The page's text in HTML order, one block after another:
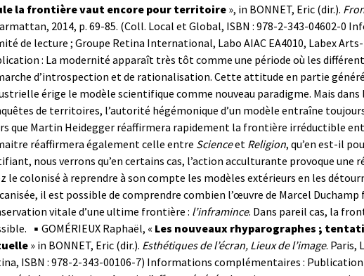
la frontière vaut encore pour territoire», in BONNET, Eric (dir.).
2014, p. 69-85. (Coll. Local et Global, ISBN : 978-2-343-04602-0
de lecture ; Groupe Retina International, Labo AIAC EA4010, Labex
: La modernité apparaît très tôt comme une période où les
d’introspection et de rationalisation. Cette attitude en partie
érige le modèle scientifique comme nouveau paradigme. Mais dans
de territoires, l’autorité hégémonique d’un modèle entraîne
que Martin Heidegger réaffirmera rapidement la frontière irréductible
réaffirmera également celle entre Scienceet Religion, qu’en est-il
nous verrons qu’en certains cas, l’action acculturante provoque une
le colonisé à reprendre à son compte les modèles extérieurs en les
il est possible de comprendre combien l’œuvre de Marcel
vitale d’une ultime frontière : l’inframince. Dans pareil cas, la
▪ GOMÉRIEUX Raphaël, « Les nouveaux rhyparographes ;
» in BONNET, Eric (dir.). Esthétiques de l’écran, Lieux de l’image. Paris,
ISBN : 978-2-343-00106-7) Informations complémentaires : Publication